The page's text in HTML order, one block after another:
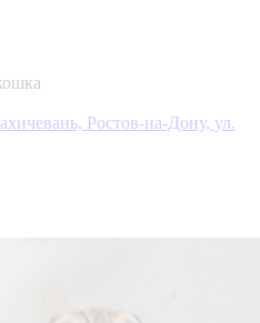
Ростов-на-Дону, ул.